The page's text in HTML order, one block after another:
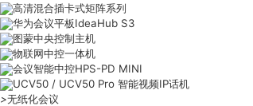
高清混合插卡式矩阵系列
华为会议平板IdeaHub S3
图蒙中央控制主机
物联网中控一体机
会议智能中控HPS-PD MINI
UCV50 / UCV50 Pro 智能视频IP话机
>无纸化会议